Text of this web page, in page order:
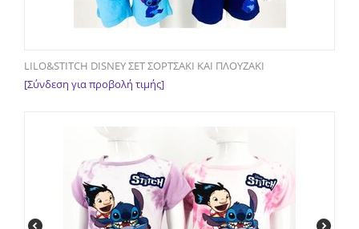
LILO&STITCH DISNEY ΣΕΤ ΣΟΡΤΣΑΚΙ ΚΑΙ ΠΛΟΥΖΑΚΙ
[Σύνδεση για προβολή τιμής]